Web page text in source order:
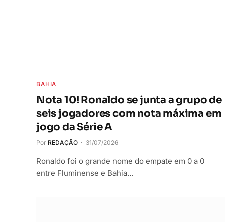
BAHIA
Nota 10! Ronaldo se junta a grupo de
seis jogadores com nota máxima em
jogo da Série A
Por REDAÇÃO 31/07/2026
Ronaldo foi o grande nome do empate em 0 a 0
entre Fluminense e Bahia…